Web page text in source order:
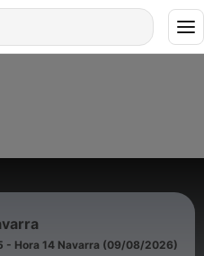
- Hora 14 Navarra (09/08/2026)